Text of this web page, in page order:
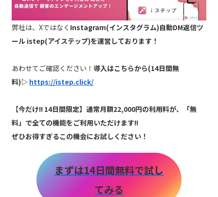
弊社は、Xではなく Instagram(インスタグラム)自動DM返信ツ
ール istep(アイステップ)を運営しております！
あわせてご確認ください！ 導入はこちらから(14日間無
料)▷ https://istep.click/
【今だけ!! 14日間限定】通常月額22,000円の利用料が、「無
料」で全ての機能をご利用いただけます!!
ぜひお得すぎるこの機会にお試しください！
まずは14日間無料で試し
てみる